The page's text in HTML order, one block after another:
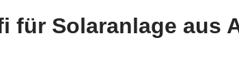
für Solaranlage aus